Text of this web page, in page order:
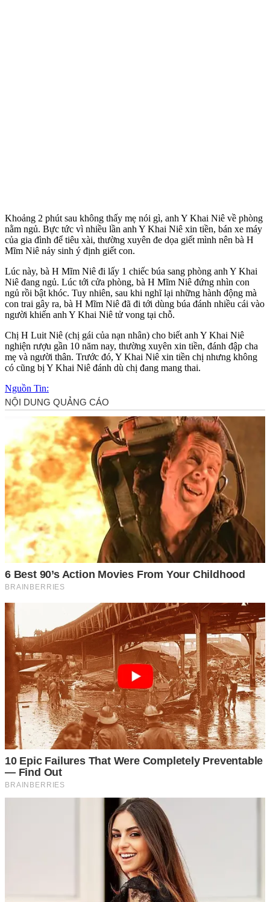
Khoảng 2 phút sau không thấy mẹ nói gì, anh Y Khai Niê về phòng
nằm ngủ. Bực tức vì nhiều lần anh Y Khai Niê xin tiền, bán xe máy
của gia đình để tiêu xài, thường xuyên đe dọa giết mình nên bà H
Mĩm Niê nảy sinh ý định giết con.
Lúc này, bà H Mĩm Niê đi lấy 1 chiếc búa sang phòng anh Y Khai
Niê đang ngủ. Lúc tới cửa phòng, bà H Mĩm Niê đứng nhìn con
ngủ rồi bật khóc. Tuy nhiên, sau khi nghĩ lại những hành động mà
con trai gây ra, bà H Mĩm Niê đã đi tới dùng búa đánh nhiều cái vào
người khiến anh Y Khai Niê tử vong tại chỗ.
Chị H Luit Niê (chị gái của nạn nhân) cho biết anh Y Khai Niê
nghiện rượu gần 10 năm nay, thường xuyên xin tiền, đánh đập cha
mẹ và người thân. Trước đó, Y Khai Niê xin tiền chị nhưng không
có cũng bị Y Khai Niê đánh dù chị đang mang thai.
Nguồn Tin: